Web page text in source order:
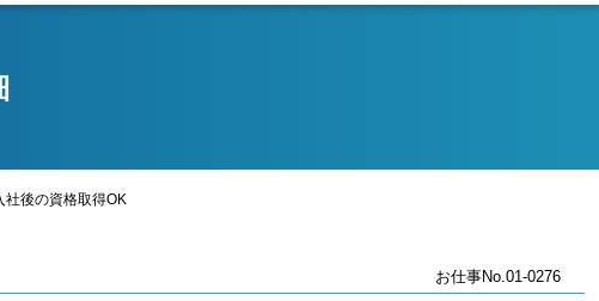
社後の資格取得OK
お仕事No.01-0276